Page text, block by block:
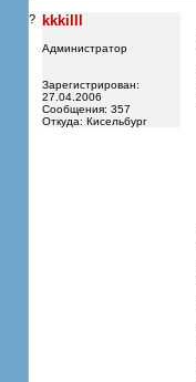
? kkkilll
Администратор
Зарегистрирован:
27.04.2006
Сообщения: 357
Откуда: Кисельбург